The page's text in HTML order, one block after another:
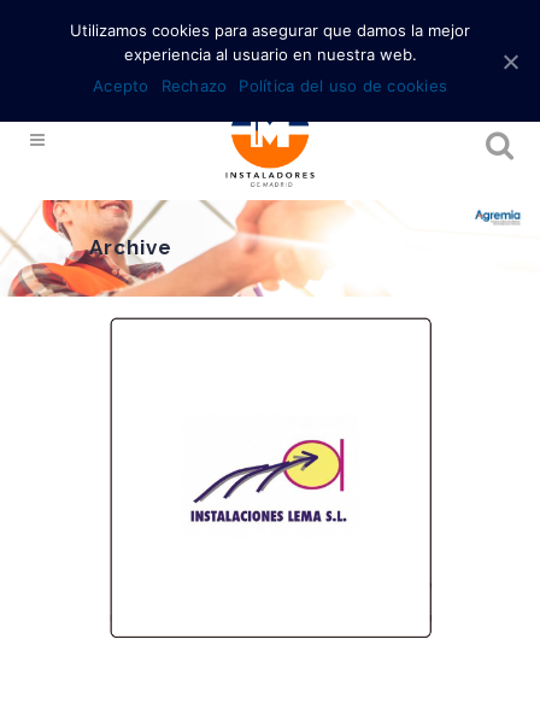
Archive
Utilizamos cookies para asegurar que damos la mejor
experiencia al usuario en nuestra web.
Acepto
Rechazo Política del uso de cookies